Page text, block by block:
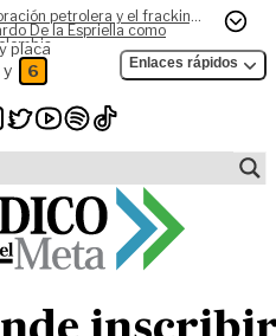
petrolera y el fracking,
De la Espriella como
placa
y 6 Enlaces rápidos